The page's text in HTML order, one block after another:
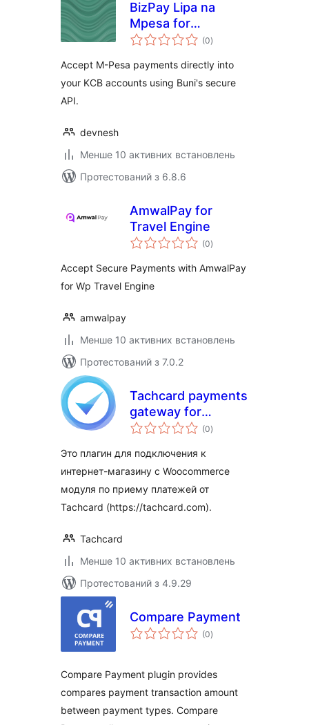
BizPay Lipa na
Mpesa for
Woocommerce
(0загальний
рейтинг
)
Accept M-Pesa payments directly into
your KCB accounts using Buni's secure
API.
devnesh
Менше 10 активних встановлень
Протестований з 6.8.6
AmwalPay for
Travel Engine
(0загальний
рейтинг
)
Accept Secure Payments with AmwalPay
for Wp Travel Engine
amwalpay
Менше 10 активних встановлень
Протестований з 7.0.2
Tachcard payments
gateway for
Woocommerce
(0загальний
рейтинг
)
Это плагин для подключения к
интернет-магазину с Woocommerce
модуля по приему платежей от
Tachcard (https://tachcard.com).
Tachcard
Менше 10 активних встановлень
Протестований з 4.9.29
Compare Payment
(0загальний
рейтинг
)
Compare Payment plugin provides
compares payment transaction amount
between payment types. Compare